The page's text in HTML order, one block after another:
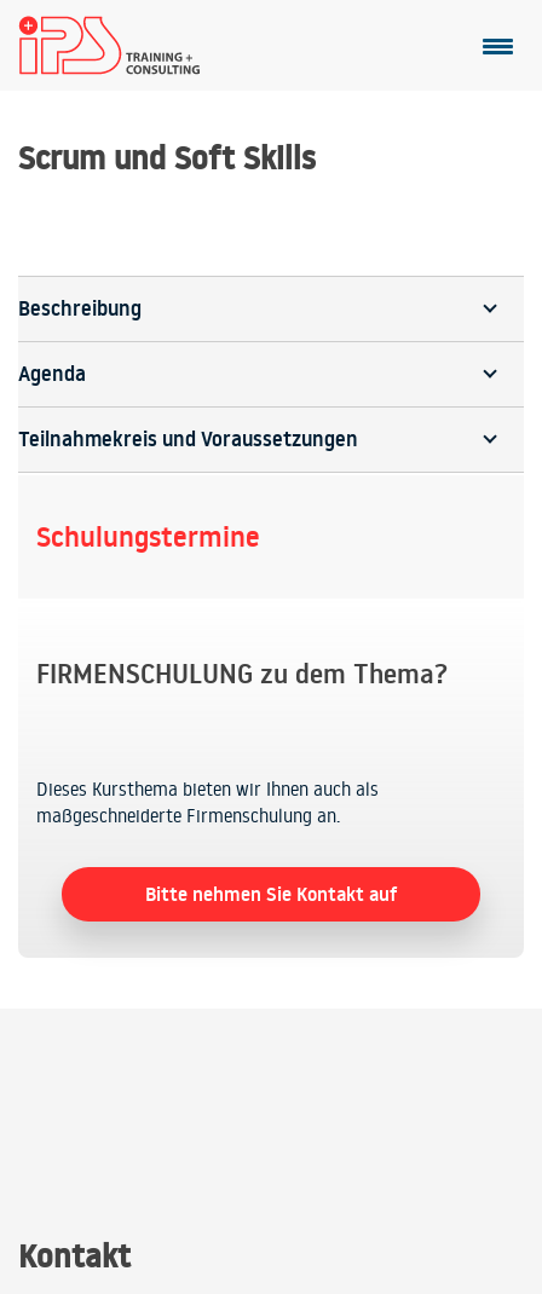
Scrum und Soft Skills
Beschreibung
Agenda
Teilnahmekreis und Voraussetzungen
Schulungstermine
FIRMENSCHULUNG zu dem Thema?
Dieses Kursthema bieten wir Ihnen auch als
maßgeschneiderte Firmenschulung an.
Bitte nehmen Sie Kontakt auf
Kontakt